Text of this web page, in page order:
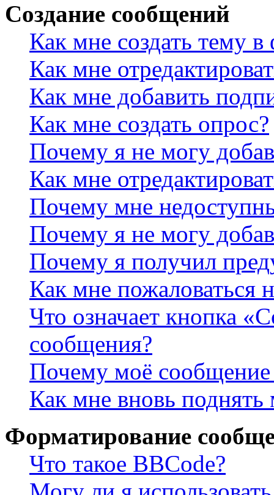
Создание сообщений
Как мне создать тему
Как мне
Как мне добавить
Как мне создать опрос?
Почему я не могу
Как мне
Почему мне
Почему я не могу
Почему я получил
Как мне пожаловаться
Что означает кнопка
сообщения?
Почему моё сообщение
Как мне вновь
Форматирование
Что такое BBCode?